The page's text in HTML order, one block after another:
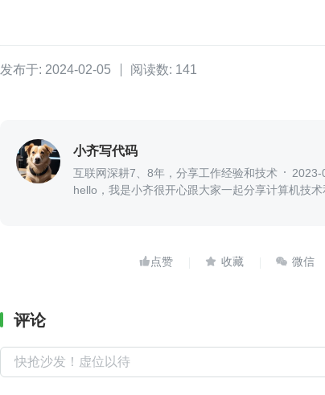
发布于: 2024-02-05 阅读数: 141
小齐写代码
互联网深耕7、8年，分享工作经验和技术
2023-
hello，我是小齐很开心跟大家一起分享计算机技术
  
评论